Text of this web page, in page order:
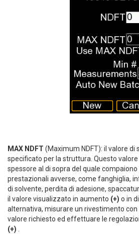
MAX NDFT (Maximum NDFT): il valore di
specificato per la struttura. Questo
spessore al di sopra del quale
prestazionali avverse, come fanghiglia,
di solvente, perdita di adesione,
il valore visualizzato in aumento (+) o in
alternativa, misurare un rivestimento con
valore richiesto ed effettuare le
(+)